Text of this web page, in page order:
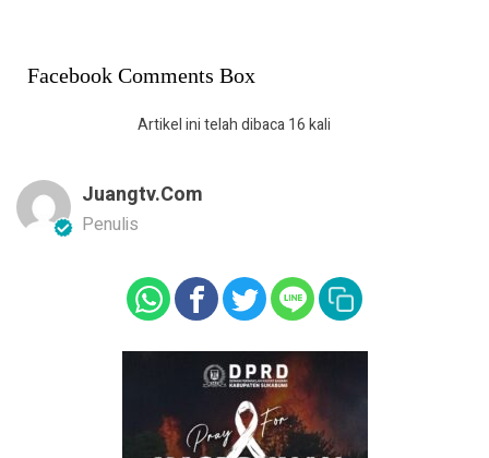
Facebook Comments Box
Artikel ini telah dibaca 16 kali
Juangtv.com
Penulis